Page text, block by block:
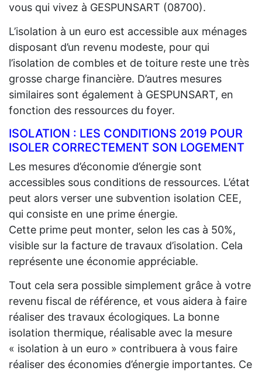
vous qui vivez à GESPUNSART (08700).
L’isolation à un euro est accessible aux ménages
disposant d’un revenu modeste, pour qui
l’isolation de combles et de toiture reste une très
grosse charge financière. D’autres mesures
similaires sont également à GESPUNSART, en
fonction des ressources du foyer.
ISOLATION : LES CONDITIONS 2019 POUR
ISOLER CORRECTEMENT SON LOGEMENT
Les mesures d’économie d’énergie sont
accessibles sous conditions de ressources. L’état
peut alors verser une subvention isolation CEE,
qui consiste en une prime énergie.
Cette prime peut monter, selon les cas à 50%,
visible sur la facture de travaux d’isolation. Cela
représente une économie appréciable.
Tout cela sera possible simplement grâce à votre
revenu fiscal de référence, et vous aidera à faire
réaliser des travaux écologiques. La bonne
isolation thermique, réalisable avec la mesure
« isolation à un euro » contribuera à vous faire
réaliser des économies d’énergie importantes. Ce